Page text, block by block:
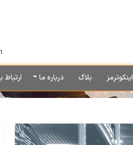
اینکوترمز بلاگ درباره ما ارتباط